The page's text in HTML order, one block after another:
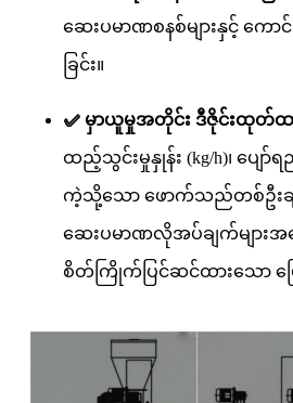
ဆေးပမာဏစနစ်များနှင့် ကေ
ခြင်း။
✅ မှာယူမှုအတိုင်း ဒီဇိုင်းထုတ်
ထည့်သွင်းမှုနှုန်း (kg/h)၊ ပျော်
ကဲ့သို့သော ဖောက်သည်တစ်ဦးခ
ဆေးပမာဏလိုအပ်ချက်များအ
စိတ်ကြိုက်ပြင်ဆင်ထားသော ဖြေ